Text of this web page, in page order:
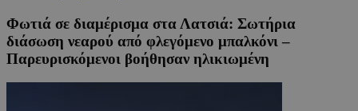
Φωτιά σε διαμέρισμα στα Λατσιά: Σωτήρια
διάσωση νεαρού από φλεγόμενο μπαλκόνι –
Παρευρισκόμενοι βοήθησαν ηλικιωμένη